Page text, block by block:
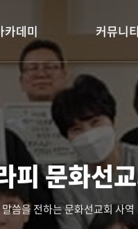
카데미 커뮤니티
피 문화선
말씀을 전하는 문화선교회 사역